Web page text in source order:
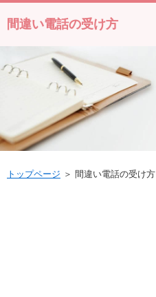
間違い電話の受け方
トップページ ＞ 間違い電話の受け方